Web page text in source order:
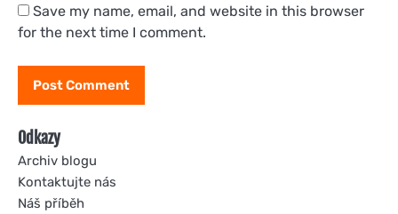
Save my name, email, and website in this browser
for the next time I comment.
Odkazy
Archiv blogu
Kontaktujte nás
Náš příběh